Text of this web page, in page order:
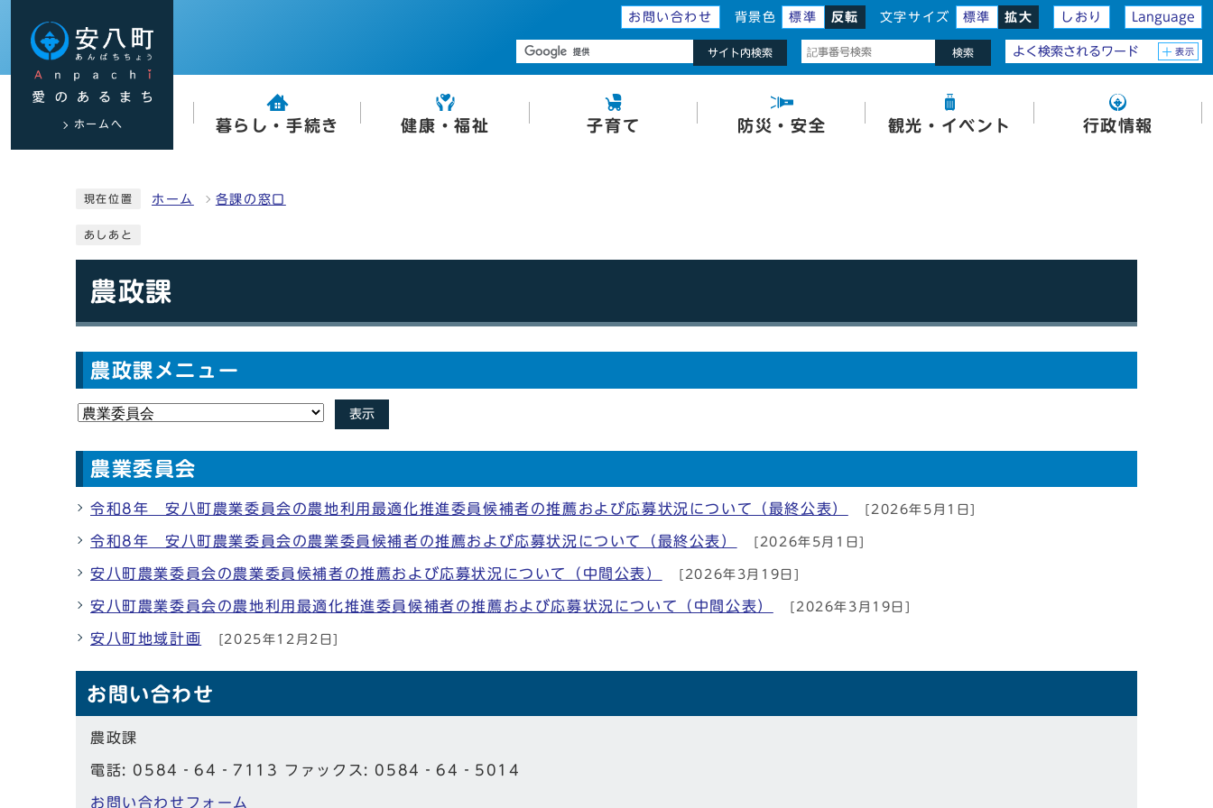
お問い合わせ 背景色 標準 反転 文字サイズ 標準 拡大 しおり Language
ホームへ
サイト内検索 検索 よく検索されるワード 表示
暮らし・手続き 健康・福祉 子育て 防災・安全 観光・イベント 行政情報
現在位置 ホーム 各課の窓口
あしあと
農政課
農政課メニュー
表示
農業委員会
令和8年 安八町農業委員会の農地利用最適化推進委員候補者の推薦および応募状況について（最終公表） [2026年5月1日]
令和8年 安八町農業委員会の農業委員候補者の推薦および応募状況について（最終公表） [2026年5月1日]
安八町農業委員会の農業委員候補者の推薦および応募状況について（中間公表） [2026年3月19日]
安八町農業委員会の農地利用最適化推進委員候補者の推薦および応募状況について（中間公表） [2026年3月19日]
安八町地域計画 [2025年12月2日]
お問い合わせ
農政課
電話: 0584‐64‐7113 ファックス: 0584‐64‐5014
お問い合わせフォーム